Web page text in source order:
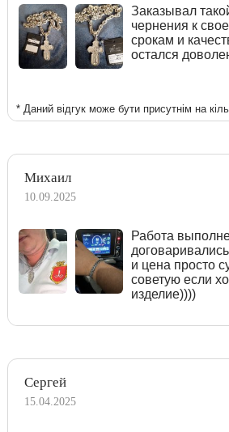
Заказывал
чернения к
срокам и
остался
* Даний відгук може бути присутнім на
Михаил
10.09.2025
Работа
и цена просто
советую если
изделие))))
Сергей
15.04.2025